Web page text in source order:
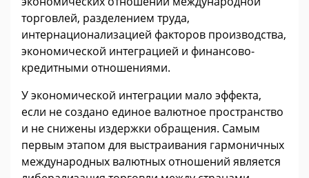
торговлей, разделением труда,
интернационализацией факторов производства,
экономической интеграцией и финансово-
кредитными отношениями.
У экономической интеграции мало эффекта,
если не создано единое валютное пространство
и не снижены издержки обращения. Самым
первым этапом для выстраивания гармоничных
международных валютных отношений является